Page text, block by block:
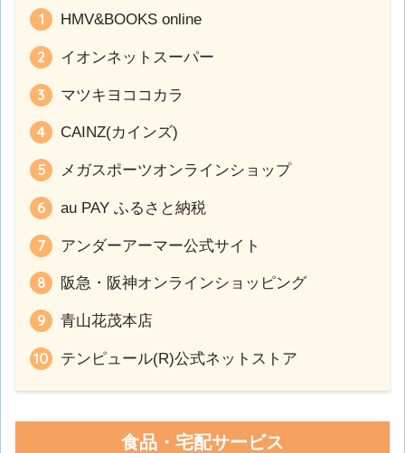
HMV&BOOKS online
イオンネットスーパー
マツキヨココカラ
CAINZ(カインズ)
メガスポーツオンラインショップ
au PAY ふるさと納税
アンダーアーマー公式サイト
阪急・阪神オンラインショッピング
青山花茂本店
テンピュール(R)公式ネットストア
食品・宅配サービス